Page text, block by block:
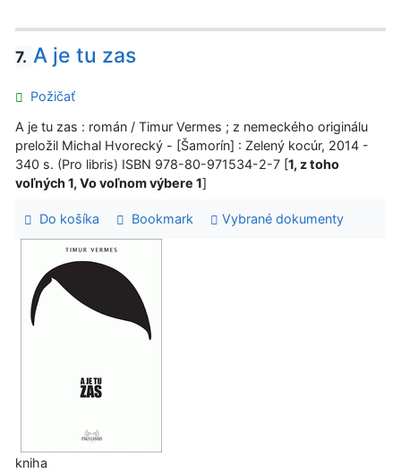
7. A je tu zas
Požičať
A je tu zas : román / Timur Vermes ; z nemeckého originálu
preložil Michal Hvorecký - [Šamorín] : Zelený kocúr, 2014 -
340 s. (Pro libris) ISBN 978-80-971534-2-7 [1, z toho
voľných 1, Vo voľnom výbere 1]
Do košíka Bookmark Vybrané dokumenty
kniha